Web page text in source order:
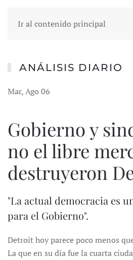
Ir al contenido principal
ANÁLISIS DIARIO
Mar, Ago 06
Gobierno y
no el libre
destruyeron
"La actual democracia es
para el Gobierno".
Detroit hoy parece poco menos
La que en su día fue la cuarta